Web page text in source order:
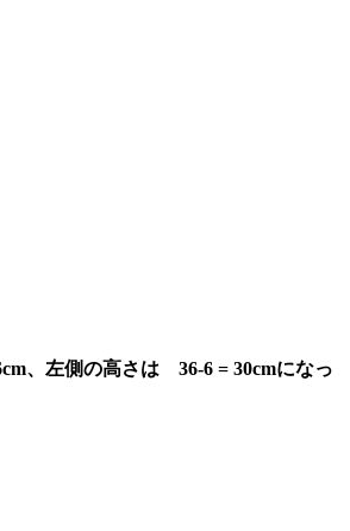
、左側の高さは 36-6 = 30cmになっ